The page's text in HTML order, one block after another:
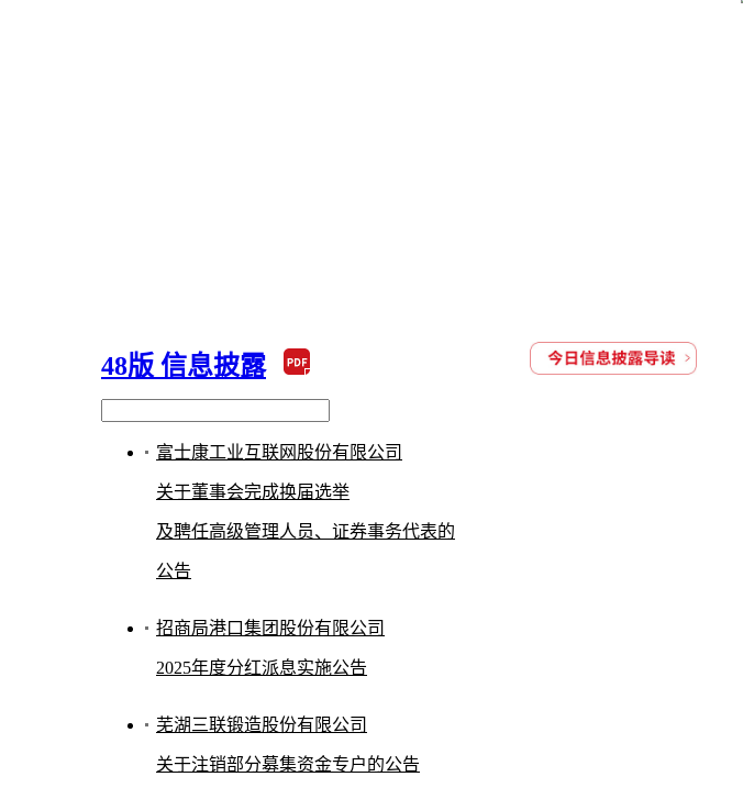
稿件搜索
48版 信息披露
富士康工业互联网股份有限公司
关于董事会完成换届选举
及聘任高级管理人员、证券事务代表的
公告
招商局港口集团股份有限公司
2025年度分红派息实施公告
芜湖三联锻造股份有限公司
关于注销部分募集资金专户的公告